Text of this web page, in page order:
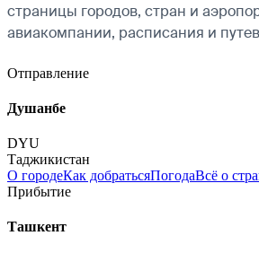
страницы городов, стран и
авиакомпании, расписания и
Отправление
Душанбе
DYU
Таджикистан
О городеКак добратьсяПогодаВсё о
Прибытие
Ташкент